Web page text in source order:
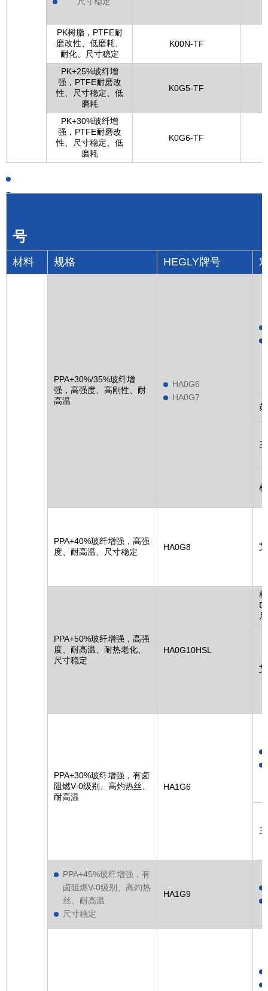
PK树脂，PTFE耐
磨改性、低磨耗、
耐化、尺寸稳定
K00N-TF
PK+25%玻纤增
强，PTFE耐磨改
性、尺寸稳定、低
磨耗
K0G5-TF
PK+30%玻纤增
强，PTFE耐磨改
性、尺寸稳定、低
磨耗
K0G6-TF
号
材料 规格 HEGLY牌号
PPA+30%/35%玻纤增
强，高强度、高刚性、耐
高温
HA0G6
HA0G7
PPA+40%玻纤增强，高强
度、耐高温、尺寸稳定
HA0G8
PPA+50%玻纤增强，高强
度、耐高温、耐热老化、
尺寸稳定
HA0G10HSL
PPA+30%玻纤增强，有卤
阻燃V-0级别、高灼热丝、
耐高温
HA1G6
PPA+45%玻纤增强，有
卤阻燃V-0级别、高灼热
丝、耐高温
尺寸稳定
HA1G9